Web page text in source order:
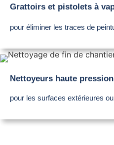
Grattoirs et pistolets à
pour éliminer les traces de
Nettoyeurs haute pression
pour les surfaces extérieures